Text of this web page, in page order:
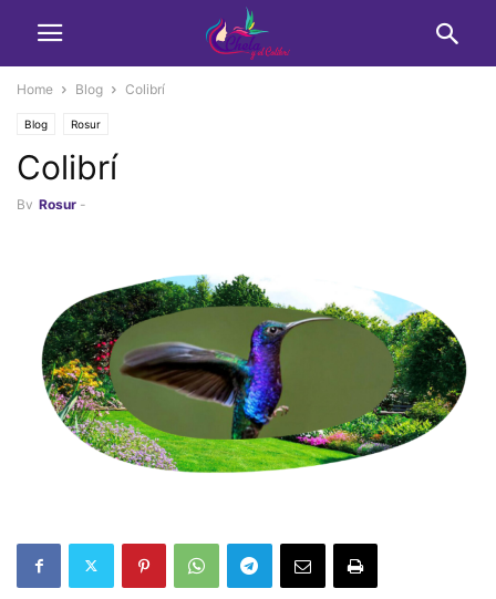
Home Blog Colibrí
Blog Rosur
Colibrí
By Rosur -